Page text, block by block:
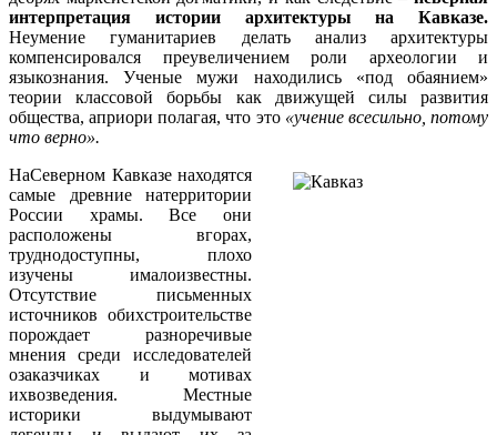
интерпретация истории архитектуры на Кавказе.
Неумение гуманитариев делать анализ архитектуры
компенсировался преувеличением роли археологии и
языкознания. Ученые мужи находились «под обаянием»
теории классовой борьбы как движущей силы развития
общества, априори полагая, что это «учение всесильно, потому
что верно».
НаСеверном Кавказе находятся
самые древние натерритории
России храмы. Все они
расположены вгорах,
труднодоступны, плохо
изучены ималоизвестны.
Отсутствие письменных
источников обихстроительстве
порождает разноречивые
мнения среди исследователей
озаказчиках и мотивах
ихвозведения.
Местные
историки выдумывают